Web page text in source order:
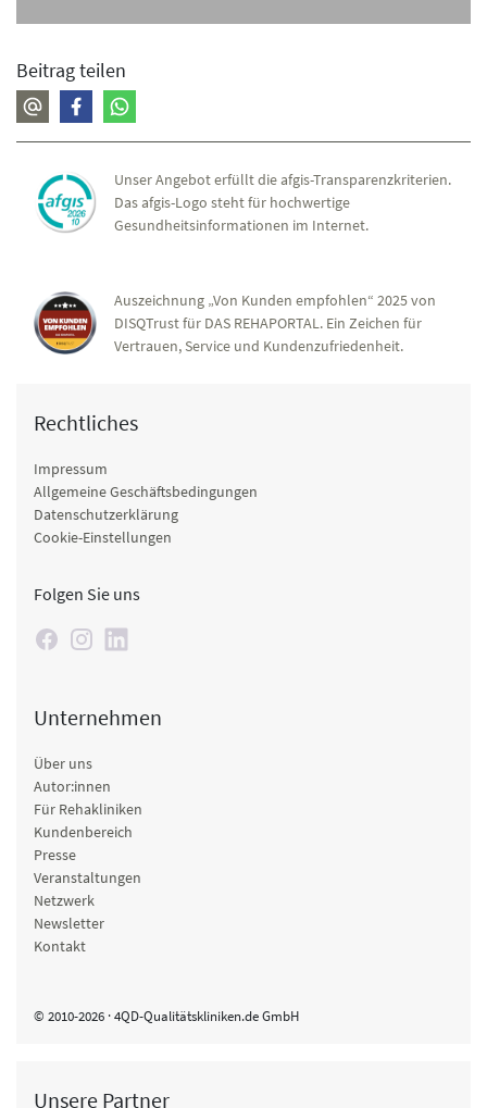
Beitrag teilen
Unser Angebot erfüllt die afgis-Transparenzkriterien.
Das afgis-Logo steht für hochwertige
Gesundheitsinformationen im Internet.
Auszeichnung „Von Kunden empfohlen“ 2025 von
DISQTrust für DAS REHAPORTAL. Ein Zeichen für
Vertrauen, Service und Kundenzufriedenheit.
Rechtliches
Impressum
Allgemeine Geschäftsbedingungen
Datenschutzerklärung
Cookie-Einstellungen
Folgen Sie uns
Unternehmen
Über uns
Autor:innen
Für Rehakliniken
Kundenbereich
Presse
Veranstaltungen
Netzwerk
Newsletter
Kontakt
© 2010-2026 · 4QD-Qualitätskliniken.de GmbH
Unsere Partner